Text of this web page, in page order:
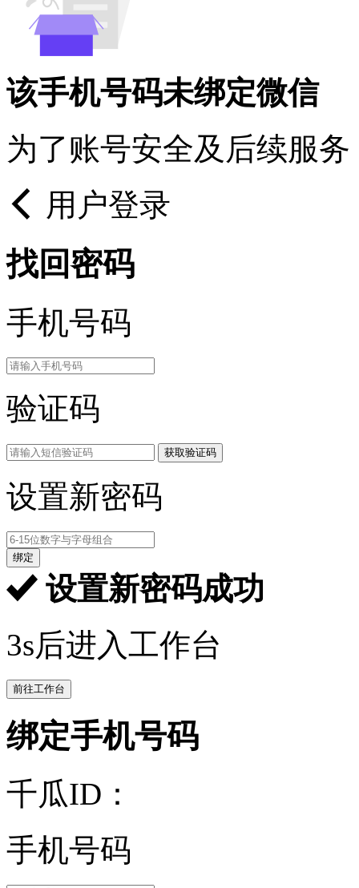
该手机号码未绑定微信
为了账号安全及后续服
用户登录
找回密码
手机号码
验证码
获取验证码
设置新密码
绑定
设置新密码成功
3s后进入工作台
前往工作台
绑定手机号码
千瓜ID：
手机号码